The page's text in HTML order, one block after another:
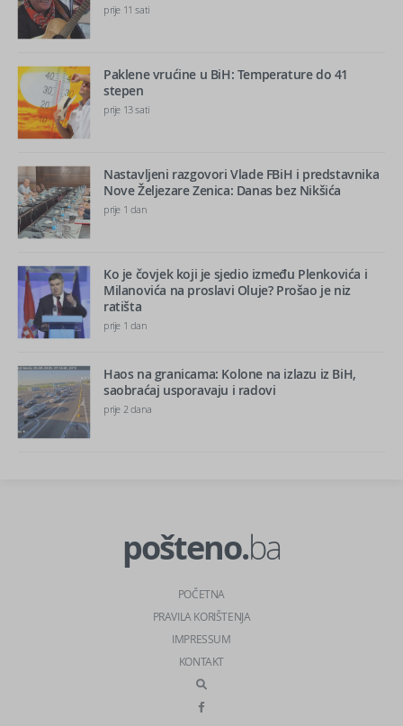
prije 11 sati
Paklene vrućine u BiH: Temperature do 41
stepen
prije 13 sati
Nastavljeni razgovori Vlade FBiH i predstavnika
Nove Željezare Zenica: Danas bez Nikšića
prije 1 dan
Ko je čovjek koji je sjedio između Plenkovića i
Milanovića na proslavi Oluje? Prošao je niz
ratišta
prije 1 dan
Haos na granicama: Kolone na izlazu iz BiH,
saobraćaj usporavaju i radovi
prije 2 dana
pošteno.ba
POČETNA
PRAVILA KORIŠTENJA
IMPRESSUM
KONTAKT